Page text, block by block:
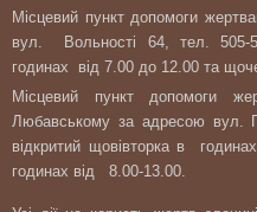
Місцевий пункт допомоги
вул. Вольності 64, тел. 505-
годинах від 7.00 до 12.00 та
Місцевий пункт допомоги
Любавському за адресою вул.
відкритий щовівторка в
годинах від 8.00-13.00.